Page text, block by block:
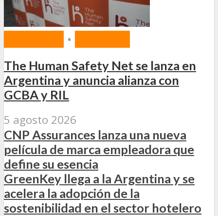
•
The Human Safety Net se lanza en
Argentina y anuncia alianza con
GCBA y RIL
5 agosto 2026
CNP Assurances lanza una nueva
película de marca empleadora que
define su esencia
GreenKey llega a la Argentina y se
acelera la adopción de la
sostenibilidad en el sector hotelero